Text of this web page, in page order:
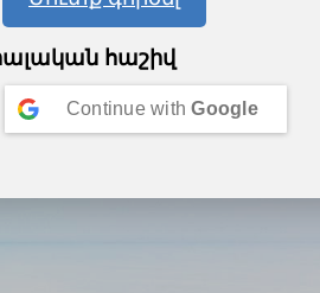
հաշիվ
Continue withGoogle